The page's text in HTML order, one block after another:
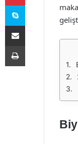
Skype
E-Posta ile paylaş